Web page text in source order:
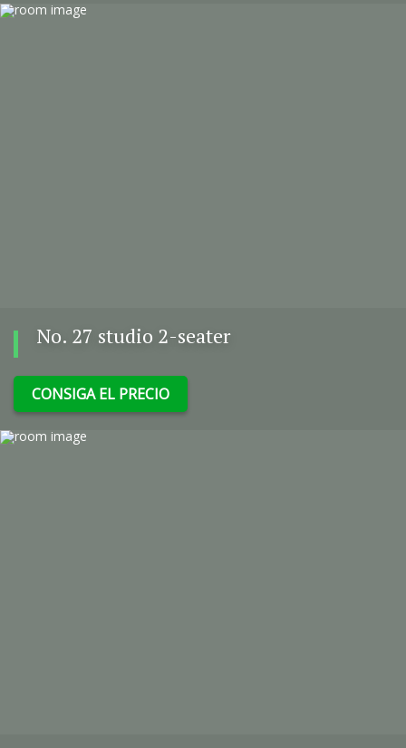
No. 27 studio 2-seater
CONSIGA EL PRECIO